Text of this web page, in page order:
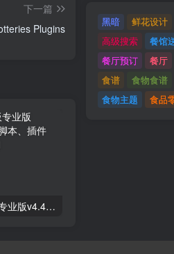
下一篇
WooCommerce Lottery v2.1.10 - Prizes and Lotteries Plugins
Astra高级入门模板专业版v4.4.7&raquo；高级脚本、插件和；手机
黑暗 鲜花设计
高级搜索
餐馆
餐厅预订
餐厅
食谱
食物食谱
食物主题
食品